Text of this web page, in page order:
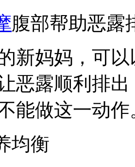
腹部帮助恶露
妈妈，可以
恶露顺利排
能做这一动作
衡